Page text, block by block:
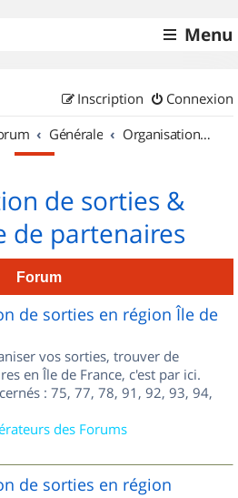
Menu
Connexion
Inscription
Générale Organisation de sorties & Recherche de partenaires
de sorties &
de partenaires
Forum
de sorties en région Île de
vos sorties, trouver de
en Île de France, c'est par ici.
: 75, 77, 78, 91, 92, 93, 94,
des Forums
de sorties en région